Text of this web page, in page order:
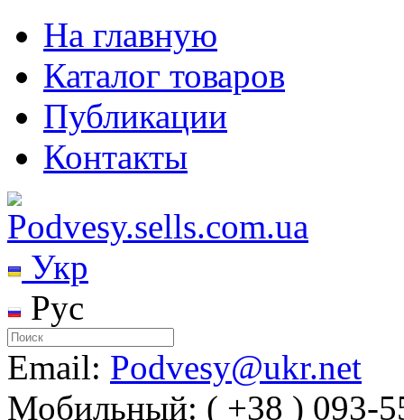
На главную
Каталог товаров
Публикации
Контакты
Укр
Рус
Email: Podvesy@ukr.net
Мобильный: ( +38 ) 093-